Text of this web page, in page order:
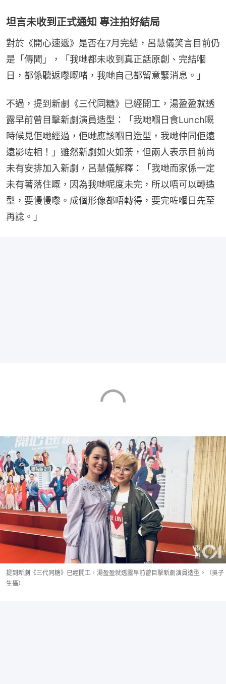
坦言未收到正式通知 專注拍好結局
對於《開心速遞》是否在7月完結，呂慧儀笑言目前仍
是「傳聞」，「我哋都未收到真正話原創、完結嗰
日，都係聽返嚟嘅啫，我哋自己都留意緊消息。」
不過，提到新劇《三代同糖》已經開工，湯盈盈就透
露早前曾目擊新劇演員造型：「我哋嗰日食Lunch嘅
時候見佢哋經過，佢哋應該嗰日造型，我哋仲同佢遠
遠影咗相！」雖然新劇如火如荼，但兩人表示目前尚
未有安排加入新劇，呂慧儀解釋：「我哋而家係一定
未有著落住嘅，因為我哋呢度未完，所以唔可以轉造
型，要慢慢嚟。成個形像都唔轉得，要完咗嗰日先至
再諗。」
提到新劇《三代同糖》已經開工，湯盈盈就透露早前曾目擊新劇演員造型。（吳子
生攝）